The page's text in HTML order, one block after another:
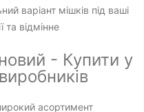
варіант мішків під ваші
та відмінне
- Купити у
асортимент